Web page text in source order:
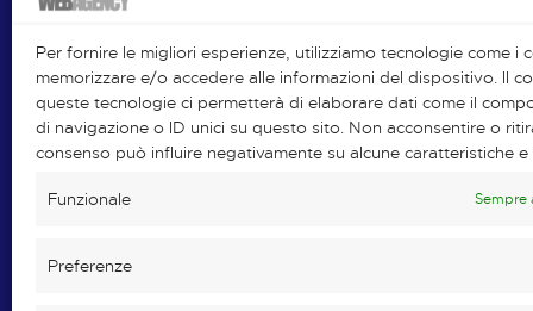
Per fornire le migliori esperienze, utilizziamo tecnologie come i
memorizzare e/o accedere alle informazioni del dispositivo. Il
queste tecnologie ci permetterà di elaborare dati come il
di navigazione o ID unici su questo sito. Non acconsentire o
consenso può influire negativamente su alcune caratteristiche e
Funzionale Sempre
Preferenze
Enkey WebAgency è un
marchioENKEY SNC.